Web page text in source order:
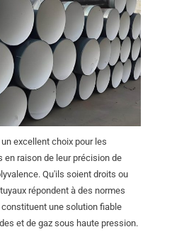
excellent choix pour les
en raison de leur précision de
Qu'ils soient droits ou
répondent à des normes
une solution fiable
et de gaz sous haute pression.